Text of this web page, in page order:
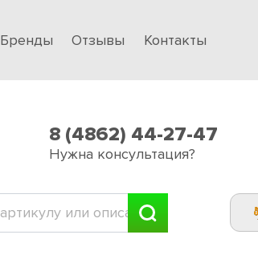
Бренды Отзывы Контакты
8 (4862) 44-27-47
Нужна консультация?